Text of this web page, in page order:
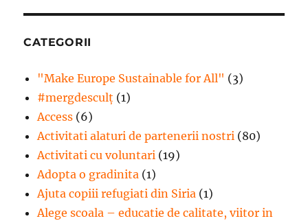
CATEGORII
"Make Europe Sustainable for All" (3)
#mergdesculţ (1)
Access (6)
Activitati alaturi de partenerii nostri (80)
Activitati cu voluntari (19)
Adopta o gradinita (1)
Ajuta copiii refugiati din Siria (1)
Alege scoala – educatie de calitate, viitor in